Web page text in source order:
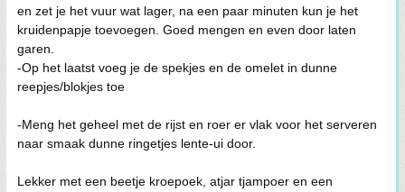
en zet je het vuur wat lager, na een paar minuten kun je het
kruidenpapje toevoegen. Goed mengen en even door laten
garen.
-Op het laatst voeg je de spekjes en de omelet in dunne
reepjes/blokjes toe
-Meng het geheel met de rijst en roer er vlak voor het serveren
naar smaak dunne ringetjes lente-ui door.
Lekker met een beetje kroepoek, atjar tjampoer en een